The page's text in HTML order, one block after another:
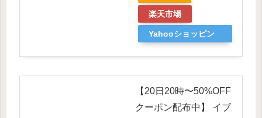
楽天市場
Yahooショッピン
【20日20時〜50%OFF
クーポン配布中】 イブ